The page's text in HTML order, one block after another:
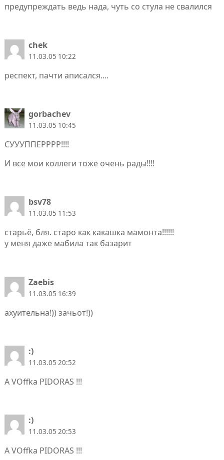
предупреждать ведь нада, чуть со стула не свалился
chek
11.03.05 10:22
респект, пачти аписался....
gorbachev
11.03.05 10:45
СУУУППЕРРРР!!!!
И все мои коллеги тоже очень рады!!!!
bsv78
11.03.05 11:53
старьё, бля. старо как какашка мамонта!!!!!!
у меня даже мабила так базарит
Zaebis
11.03.05 16:39
ахуительна!)) зачьот!))
:)
11.03.05 20:52
A VOffka PIDORAS !!!
:)
11.03.05 20:53
A VOffka PIDORAS !!!